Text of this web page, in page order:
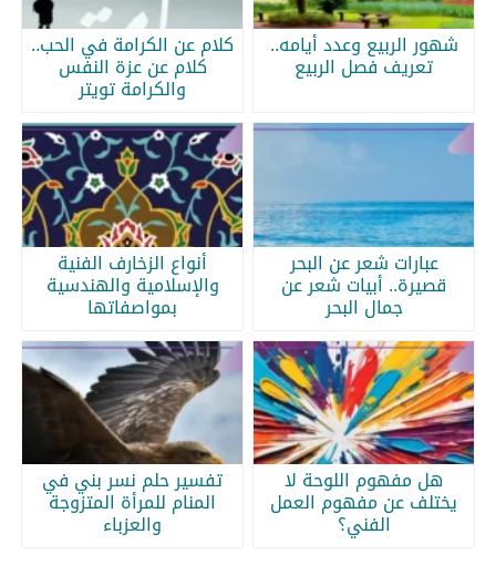
شهور الربيع وعدد أيامه..
تعريف فصل الربيع
كلام عن الكرامة في الحب..
كلام عن عزة النفس
والكرامة تويتر
عبارات شعر عن البحر
قصيرة.. أبيات شعر عن
جمال البحر
أنواع الزخارف الفنية
والإسلامية والهندسية
بمواصفاتها
هل مفهوم اللوحة لا
يختلف عن مفهوم العمل
الفني؟
تفسير حلم نسر بني في
المنام للمرأة المتزوجة
والعزباء